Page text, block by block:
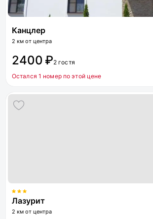
Канцлер
2 км от центра
2400 ₽2 гостя
Остался 1 номер по этой цене
Лазурит
2 км от центра